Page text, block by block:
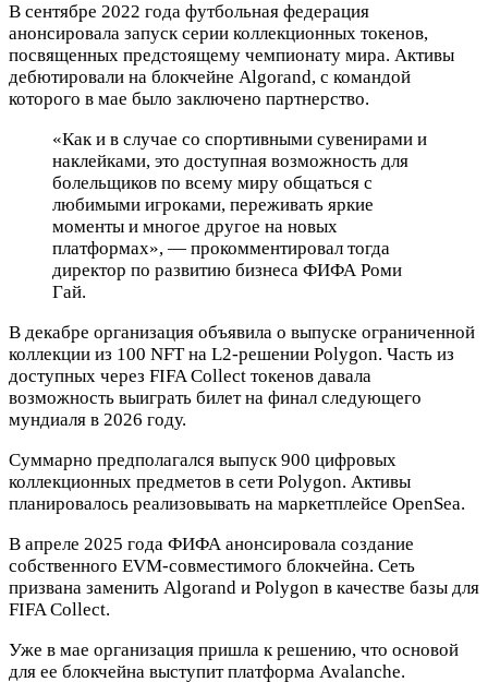
В сентябре 2022 года футбольная федерация
анонсировала запуск серии коллекционных токенов,
посвященных предстоящему чемпионату мира. Активы
дебютировали на блокчейне Algorand, с командой
которого в мае было заключено партнерство.
«Как и в случае со спортивными сувенирами и
наклейками, это доступная возможность для
болельщиков по всему миру общаться с
любимыми игроками, переживать яркие
моменты и многое другое на новых
платформах», — прокомментировал тогда
директор по развитию бизнеса ФИФА Роми
Гай.
В декабре организация объявила о выпуске ограниченной
коллекции из 100 NFT на L2-решении Polygon. Часть из
доступных через FIFA Collect токенов давала
возможность выиграть билет на финал следующего
мундиаля в 2026 году.
Суммарно предполагался выпуск 900 цифровых
коллекционных предметов в сети Polygon. Активы
планировалось реализовывать на маркетплейсе OpenSea.
В апреле 2025 года ФИФА анонсировала создание
собственного EVM-совместимого блокчейна. Сеть
призвана заменить Algorand и Polygon в качестве базы для
FIFA Collect.
Уже в мае организация пришла к решению, что основой
для ее блокчейна выступит платформа Avalanche.